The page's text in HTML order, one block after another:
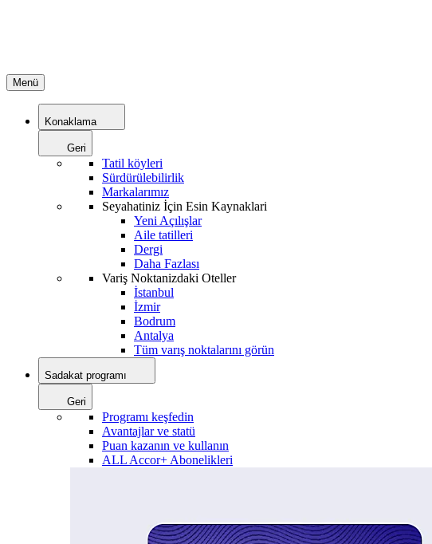
Menü
Konaklama
Geri
Tatil köyleri
Sürdürülebilirlik
Markalarımız
Seyahatiniz İçin Esin Kaynaklari
Yeni Açılışlar
Aile tatilleri
Dergi
Daha Fazlası
Variş Noktanizdaki Oteller
İstanbul
İzmir
Bodrum
Antalya
Tüm varış noktalarını görün
Sadakat programı
Geri
Programı keşfedin
Avantajlar ve statü
Puan kazanın ve kullanın
ALL Accor+ Abonelikleri